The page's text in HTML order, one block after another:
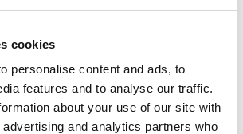
cookies
personalise content and ads, to
features and to analyse our traffic.
about your use of our site with
and analytics partners who
6 marches ASC Premium BT6
HT
TTC
1-3 jours ouvrables, ou ramasser à
(contactez le service clientèle)